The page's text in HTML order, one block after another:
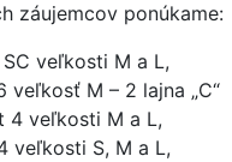
záujemcov ponúkame:
SC veľkosti M a L,
veľkosť M – 2 lajna „C“
4 veľkosti M a L,
veľkosti S, M a L,